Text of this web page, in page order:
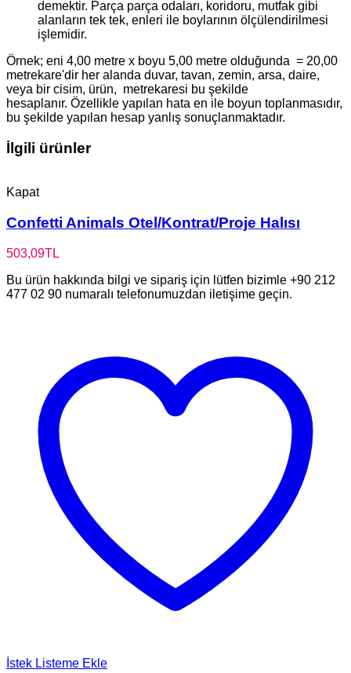
demektir. Parça parça odaları, koridoru, mutfak gibi
alanların tek tek, enleri ile boylarının ölçülendirilmesi
işlemidir.
Örnek; eni 4,00 metre x boyu 5,00 metre olduğunda = 20,00
metrekare'dir her alanda duvar, tavan, zemin, arsa, daire,
veya bir cisim, ürün, metrekaresi bu şekilde
hesaplanır. Özellikle yapılan hata en ile boyun toplanmasıdır,
bu şekilde yapılan hesap yanlış sonuçlanmaktadır.
İlgili ürünler
Kapat
Confetti Animals Otel/Kontrat/Proje Halısı
503,09TL
Bu ürün hakkında bilgi ve sipariş için lütfen bizimle +90 212
477 02 90 numaralı telefonumuzdan iletişime geçin.
İstek Listeme Ekle